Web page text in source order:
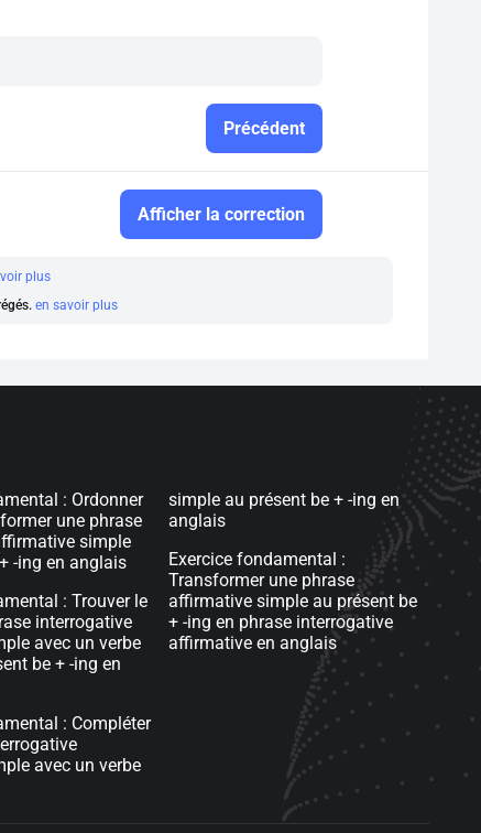
Précédent
Afficher la correction
plus
en savoir plus
: Ordonner
une phrase
simple
-ing en anglais
: Trouver le
interrogative
avec un verbe
be + -ing en
: Compléter
avec un verbe
simple au présent be + -ing en
anglais
Exercice fondamental :
Transformer une phrase
affirmative simple au présent be
+ -ing en phrase interrogative
affirmative en anglais